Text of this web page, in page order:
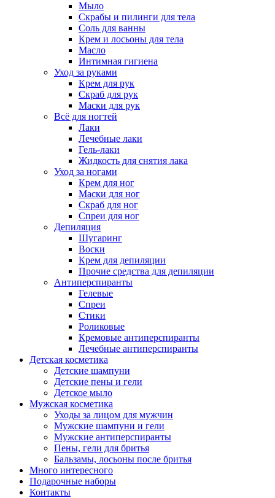
Мыло
Скрабы и пилинги для тела
Соль для ванны
Крем и лосьоны для тела
Масло
Интимная гигиена
Уход за руками
Крем для рук
Скраб для рук
Маски для рук
Всё для ногтей
Лаки
Лечебные лаки
Гель-лаки
Жидкость для снятия лака
Уход за ногами
Крем для ног
Маски для ног
Скраб для ног
Спреи для ног
Депиляция
Шугаринг
Воски
Крем для депиляции
Прочие средства для депиляции
Антиперспиранты
Гелевые
Спреи
Стики
Роликовые
Кремовые антиперспиранты
Лечебные антиперспиранты
Детская косметика
Детские шампуни
Детские пены и гели
Детское мыло
Мужская косметика
Уходы за лицом для мужчин
Мужские шампуни и гели
Мужские антиперспиранты
Пены, гели для бритья
Бальзамы, лосьоны после бритья
Много интересного
Подарочные наборы
Контакты